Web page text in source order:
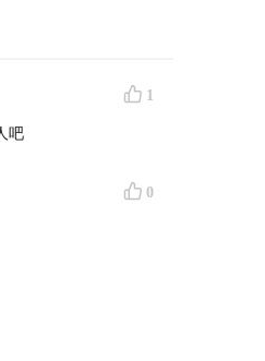
总第47期
问题。
1
吧
0